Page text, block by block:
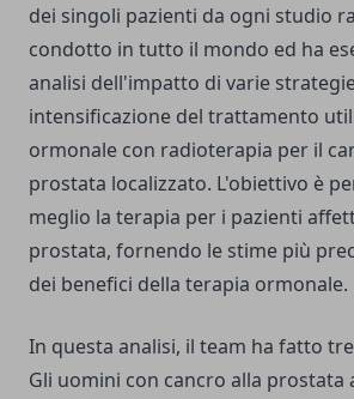
dei singoli pazienti da ogni studio
condotto in tutto il mondo ed ha
analisi dell'impatto di varie
intensificazione del trattamento
ormonale con radioterapia per il
prostata localizzato. L'obiettivo è
meglio la terapia per i pazienti
prostata, fornendo le stime più
dei benefici della terapia ormonale.
In questa analisi, il team ha fatto
Gli uomini con cancro alla prostata